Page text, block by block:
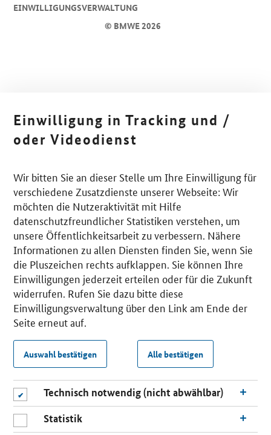
© BMWE 2026
EINWILLIGUNGSVERWALTUNG
Einwilligung in Tracking und /
oder Videodienst
Wir bitten Sie an dieser Stelle um Ihre Einwilligung für
verschiedene Zusatzdienste unserer Webseite: Wir
möchten die Nutzeraktivität mit Hilfe
datenschutzfreundlicher Statistiken verstehen, um
unsere Öffentlichkeitsarbeit zu verbessern. Nähere
Informationen zu allen Diensten finden Sie, wenn Sie
die Pluszeichen rechts aufklappen. Sie können Ihre
Einwilligungen jederzeit erteilen oder für die Zukunft
widerrufen. Rufen Sie dazu bitte diese
Einwilligungsverwaltung über den Link am Ende der
Seite erneut auf.
Auswahl bestätigen Alle bestätigen
Technisch notwendig (nicht abwählbar)
Statistik